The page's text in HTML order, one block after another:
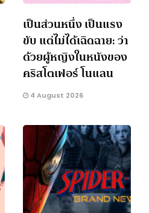
เป็นส่วนหนึ่ง เป็นแรง
ขับ แต่ไม่ได้เฉิดฉาย: ว่า
ด้วยผู้หญิงในหนังของ
คริสโตเฟอร์ โนแลน
4 August 2026